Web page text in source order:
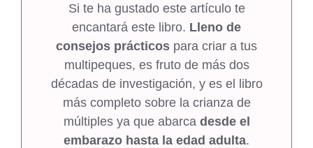
Si te ha gustado este artículo te
encantará este libro. Lleno de
consejos prácticos para criar a tus
multipeques, es fruto de más dos
décadas de investigación, y es el libro
más completo sobre la crianza de
múltiples ya que abarca desde el
embarazo hasta la edad adulta.